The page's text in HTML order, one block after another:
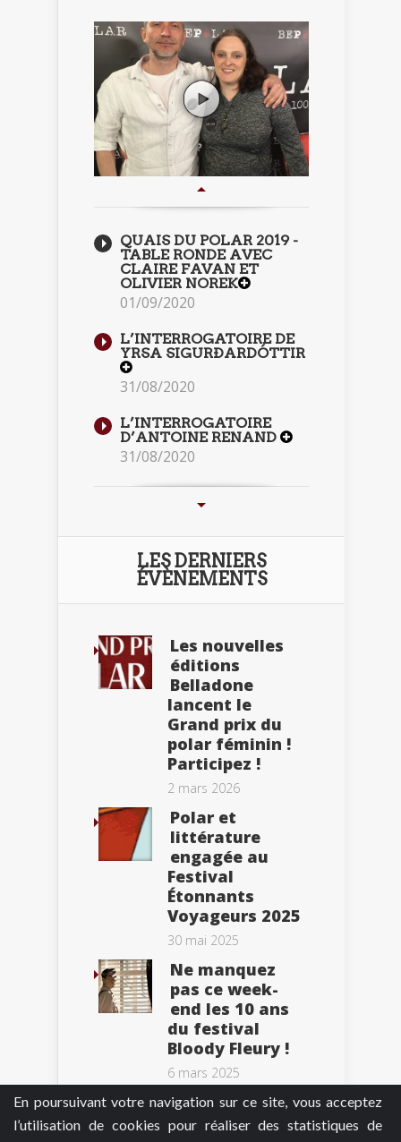
En poursuivant votre navigation sur ce site, vous acceptez
l’utilisation de cookies pour réaliser des statistiques de
QUAIS DU POLAR 2019 -
TABLE RONDE AVEC
CLAIRE FAVAN ET
OLIVIER NOREK
01/09/2020
L’INTERROGATOIRE DE
YRSA SIGURÐARDÓTTIR
31/08/2020
L’INTERROGATOIRE
D’ANTOINE RENAND
31/08/2020
LES DERNIERS
ÉVÈNEMENTS
Les nouvelles
éditions
Belladone
lancent le
Grand prix du
polar féminin !
Participez !
2 mars 2026
Polar et
littérature
engagée au
Festival
Étonnants
Voyageurs 2025
30 mai 2025
Ne manquez
pas ce week-
end les 10 ans
du festival
Bloody Fleury !
6 mars 2025